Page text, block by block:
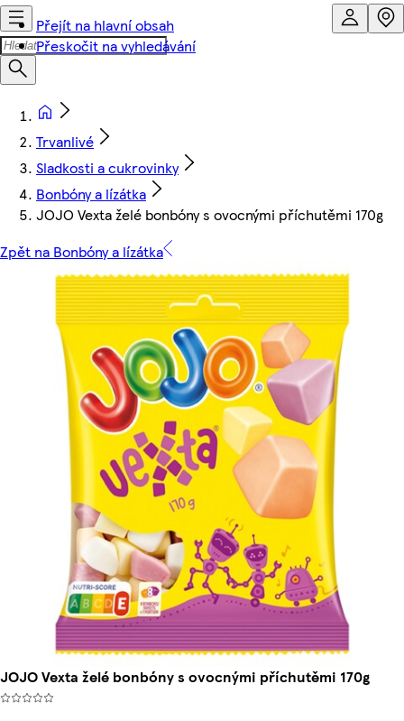
Přejít na hlavní obsah
Přeskočit na vyhledávání
Trvanlivé
Sladkosti a cukrovinky
Bonbóny a lízátka
JOJO Vexta želé bonbóny s ovocnými příchutěmi 170g
Zpět na Bonbóny a lízátka
JOJO Vexta želé bonbóny s ovocnými příchutěmi 170g